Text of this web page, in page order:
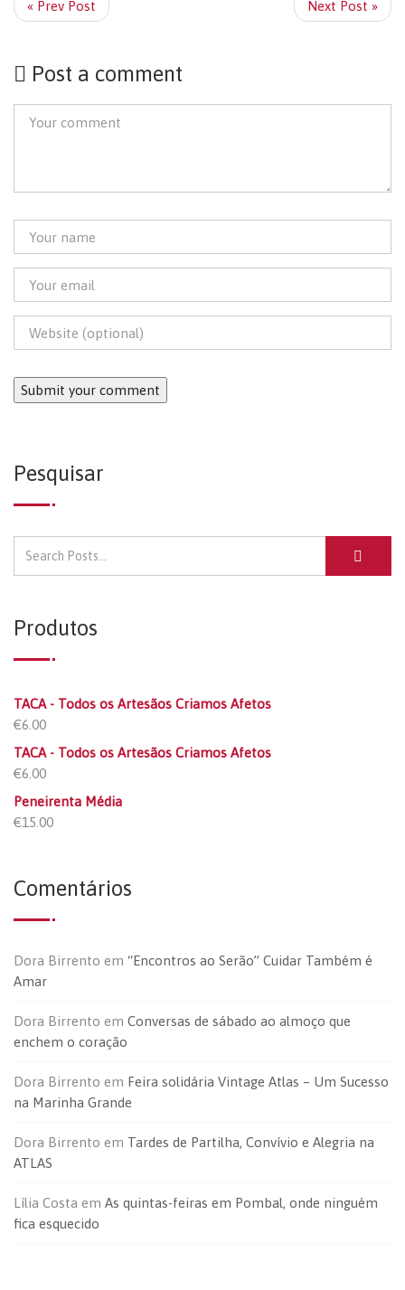
« Prev Post Next Post »
Post a comment
Pesquisar
Produtos
TACA - Todos os Artesãos Criamos Afetos
€6.00
TACA - Todos os Artesãos Criamos Afetos
€6.00
Peneirenta Média
€15.00
Comentários
Dora Birrento em “Encontros ao Serão” Cuidar Também é
Amar
Dora Birrento em Conversas de sábado ao almoço que
enchem o coração
Dora Birrento em Feira solidária Vintage Atlas – Um Sucesso
na Marinha Grande
Dora Birrento em Tardes de Partilha, Convívio e Alegria na
ATLAS
Lília Costa em As quintas-feiras em Pombal, onde ninguém
fica esquecido